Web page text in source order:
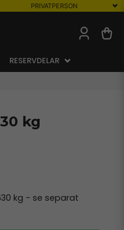
RESERVDELAR
kg
kg - se separat